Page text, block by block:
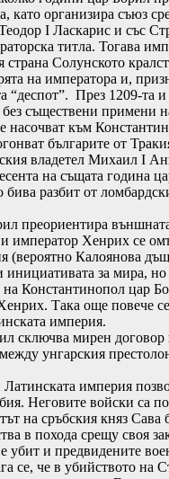
като организира съюз
I Ласкарис и със
титла. Тогава
страна Солунското
на императора и,
“деспот”. През 1209-та
съществени примени
насочват към
българите от
владетел Михаил I
на същата година
разбит от
преориентира
император Хенрих се
(вероятно Калоянова
инициативата за мира, но
Константинопол цар
Така още повече
империя.
сключва мирен договор
унгарския
империя
Неговите войски са
на сръбския княз Сава
в похода срещу своя
убит и предвидените
се, че в убийството на